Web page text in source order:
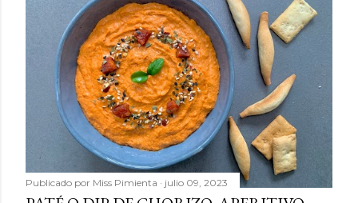
Publicado por Miss Pimienta julio 09, 2023